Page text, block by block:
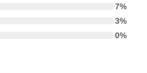
7%
3%
0%